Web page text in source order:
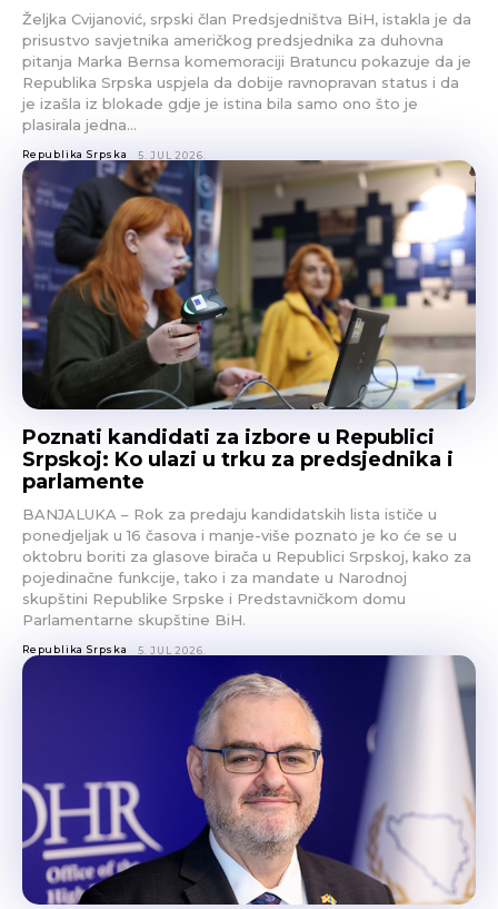
Željka Cvijanović, srpski član Predsjedništva BiH, istakla je da
prisustvo savjetnika američkog predsjednika za duhovna
pitanja Marka Bernsa komemoraciji Bratuncu pokazuje da je
Republika Srpska uspjela da dobije ravnopravan status i da
je izašla iz blokade gdje je istina bila samo ono što je
plasirala jedna…
Republika Srpska 5. JUL 2026.
Poznati kandidati za izbore u Republici
Srpskoj: Ko ulazi u trku za predsjednika i
parlamente
BANJALUKA – Rok za predaju kandidatskih lista ističe u
ponedjeljak u 16 časova i manje-više poznato je ko će se u
oktobru boriti za glasove birača u Republici Srpskoj, kako za
pojedinačne funkcije, tako i za mandate u Narodnoj
skupštini Republike Srpske i Predstavničkom domu
Parlamentarne skupštine BiH.
Republika Srpska 5. JUL 2026.